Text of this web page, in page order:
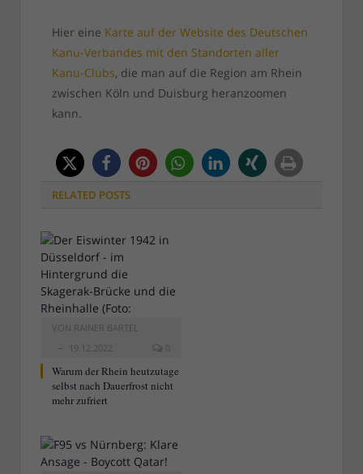
Hier eine Karte auf der Website des Deutschen
Kanu-Verbandes mit den Standorten aller
Kanu-Clubs, die man auf die Region am Rhein
zwischen Köln und Duisburg heranzoomen
kann.
RELATED POSTS
VON RAINER BARTEL
19.12.2022
0
Warum der Rhein heutzutage
selbst nach Dauerfrost nicht
mehr zufriert